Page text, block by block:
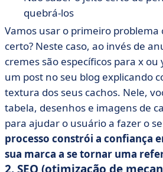
quebrá-los
Vamos usar o primeiro problema
certo? Neste caso, ao invés de
cremes são específicos para x
um post no seu blog explicando
textura dos seus cachos. Nele,
tabela, desenhos e imagens de
para ajudar o usuário a fazer o
processo constrói a confiança
sua marca a se tornar uma